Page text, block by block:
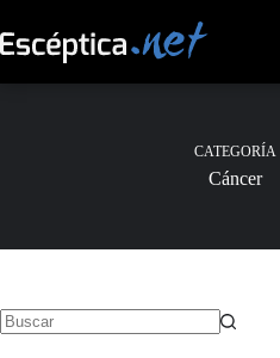
al
contenido
CATEGORÍA
Cáncer